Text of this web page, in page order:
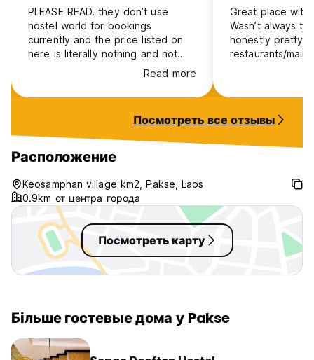
PLEASE READ. they don’t use
hostel world for bookings
currently and the price listed on
here is literally nothing and not
their actual price. that being said,
the guesthouse is very nice, Tina
(the owner) is a star who is super
boss! We stayed here after the
confusion and correct payment
and we loved it ! Great
bar/restaurant with a good
atmosphere
Read more
Great place with
Wasn’t always
honestly pretty
restaurants/main
Посмотреть все отзывы
Расположение
Keosamphan village km2, Pakse, Laos
0.9km от центра города
Посмотреть карту
Більше гостевые дома у Pakse